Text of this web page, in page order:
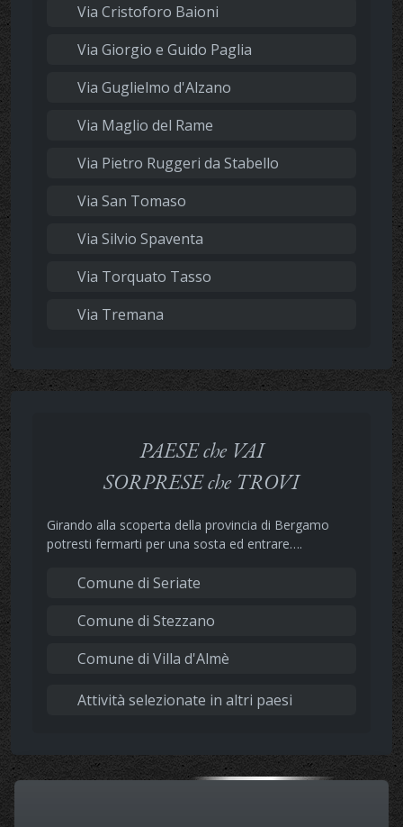
Via Cristoforo Baioni
Via Giorgio e Guido Paglia
Via Guglielmo d'Alzano
Via Maglio del Rame
Via Pietro Ruggeri da Stabello
Via San Tomaso
Via Silvio Spaventa
Via Torquato Tasso
Via Tremana
PAESE che VAI
SORPRESE che TROVI
Girando alla scoperta della provincia di Bergamo
potresti fermarti per una sosta ed entrare….
Comune di Seriate
Comune di Stezzano
Comune di Villa d'Almè
Attività selezionate in altri paesi